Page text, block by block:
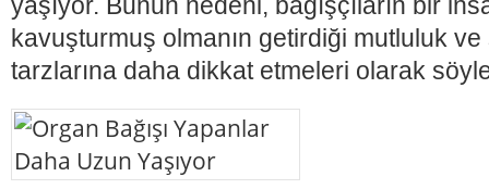
kavuşturmuş olmanın getirdiği mutluluk ve
tarzlarına daha dikkat etmeleri olarak